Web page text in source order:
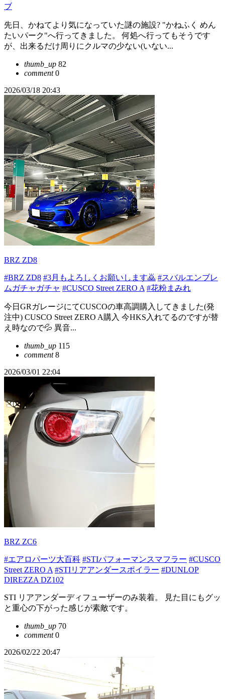
ブ
先日、かねてより気になっていた謎の施設? "かねふく めん
たいパーク"へ行ってきました。 何処へ行ってもそうです
が、出来るだけ周りにクルマの少ない(いない...
thumb_up 82
comment0
2026/03/18 20:43
BRZ ZD8
#BRZ ZD8 #3月もよろしくお願いします🙇 #スバルエンブレ
ムガチャガチャ #CUSCO Street ZERO A #花粉まみれ
今日GRガレージにてCUSCOの車高調購入してきました(発
注中) CUSCO Street ZERO A購入 今HKS入れてるのですが替
え時なので💦 異音...
thumb_up 115
comment8
2026/03/01 22:04
BRZ ZC6
#エアロパーツ大百科 #STIパフォーマンスマフラー #CUSCO
Street ZERO A #STIリアアンダースポイラー #DUNLOP
DIREZZA DZ102
STI リアアンダーディフューザーのみ装着。 見た目にもグッ
と重心の下がった感じが素敵です。
thumb_up 70
comment0
2026/02/22 20:47